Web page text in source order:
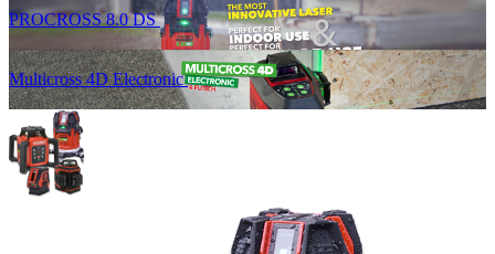
PROCROSS 8.0 DS
Multicross 4D Electronic